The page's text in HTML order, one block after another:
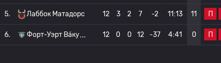
5. Лаббок Матадорс 12 3 2 7 -2 11:13 11 П
6. Форт-Уэрт Ва́ку 12 0 0 12 -37 4:41 0 П